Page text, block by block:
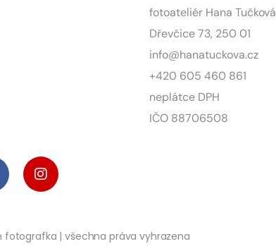
fotoateliér Hana Tučková
Dřevčice 73, 250 01
info@hanatuckova.cz
+420 605 460 861
neplátce DPH
IČO 88706508
fotografka | všechna práva vyhrazena